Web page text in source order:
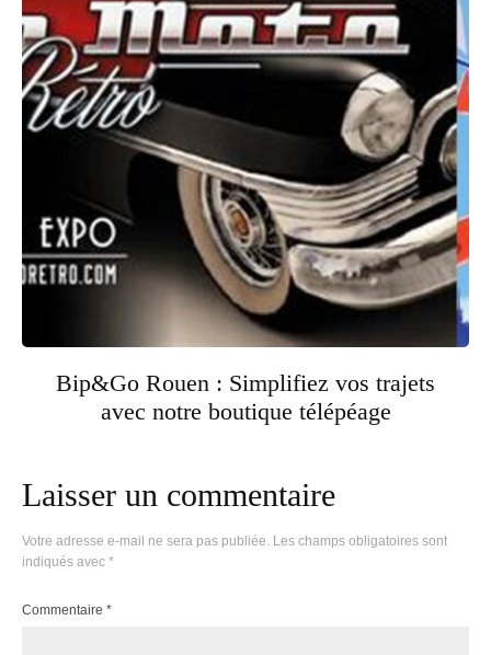
Bip&Go Rouen : Simplifiez vos trajets
avec notre boutique télépéage
Laisser un commentaire
Votre adresse e-mail ne sera pas publiée. Les champs obligatoires sont
indiqués avec *
Commentaire *